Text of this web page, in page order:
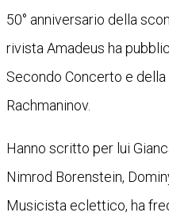
50° anniversario della
rivista Amadeus ha
Secondo Concerto e
Rachmaninov.
Hanno scritto per lui
Nimrod Borenstein,
Musicista eclettico, ha